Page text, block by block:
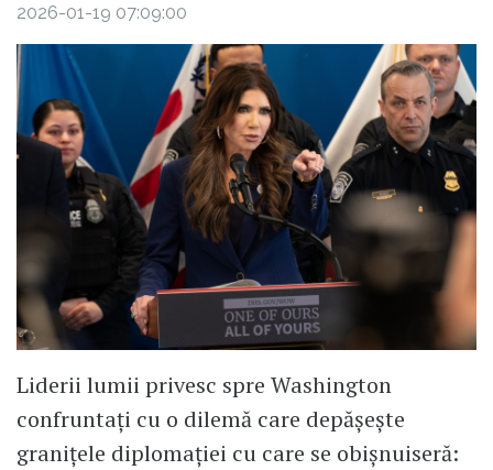
2026-01-19 07:09:00
Liderii lumii privesc spre Washington
confruntați cu o dilemă care depășește
granițele diplomației cu care se obișnuiseră: